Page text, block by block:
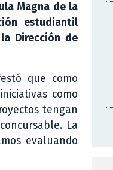
Magna de la
estudiantil
Dirección de
que como
como
tengan
La
evaluando